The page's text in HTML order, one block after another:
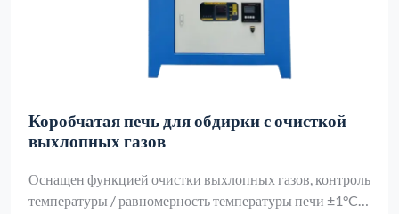
Коробчатая печь для обдирки с очисткой
выхлопных газов
Оснащен функцией очистки выхлопных газов, контроль
температуры / равномерность температуры печи ±1°C,